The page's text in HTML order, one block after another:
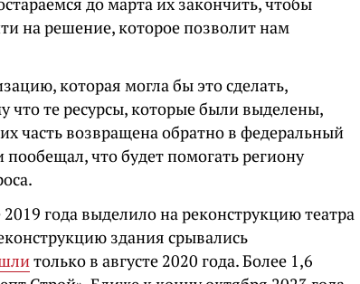
на решение, которое позволит нам
которая могла бы это сделать,
что те ресурсы, которые были выделены,
часть возвращена обратно в федеральный
что будет помогать региону
года выделило на реконструкцию театра
здания срывались
только в августе 2020 года. Более 1,6